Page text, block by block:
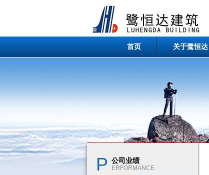
首页 关于鹭恒达
P 公司业绩
ERFORMANCE